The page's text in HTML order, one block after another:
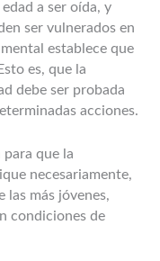
a ser oída, y
ser vulnerados en
establece que
es, que la
debe ser probada
acciones.
que la
necesariamente,
las más jóvenes,
condiciones de